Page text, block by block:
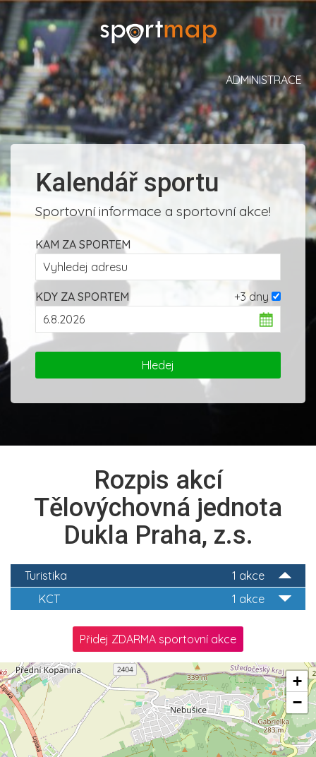
ADMINISTRACE
Kalendář sportu
Sportovní informace a sportovní akce!
KAM ZA SPORTEM
+3 dny
KDY ZA SPORTEM
Rozpis akcí
Tělovýchovná jednota
Dukla Praha, z.s.
1 akce
Turistika
1 akce
KCT
Přidej ZDARMA sportovní akce
+
−